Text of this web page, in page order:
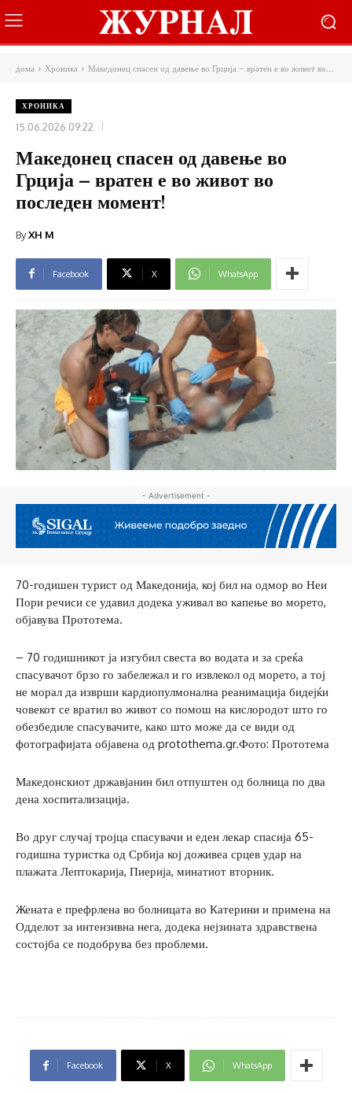
дома Хроника Македонец спасен од давење во Грција – вратен е во живот во...
ХРОНИКА
15.06.2026 09:22
Македонец спасен од давење во
Грција – вратен е во живот во
последен момент!
ByXH M
Facebook X WhatsApp
- Advertisement -
70-годишен турист од Македонија, кој бил на одмор во Неи
Пори речиси се удавил додека уживал во капење во морето,
објавува Прототема.
– 70 годишникот ја изгубил свеста во водата и за среќа
спасувачот брзо го забележал и го извлекол од морето, а тој
не морал да изврши кардиопулмонална реанимација бидејќи
човекот се вратил во живот со помош на кислородот што го
обезбедиле спасувачите, како што може да се види од
фотографијата објавена од protothema.gr.Фото: Прототема
Македонскиот државјанин бил отпуштен од болница по два
дена хоспитализација.
Во друг случај тројца спасувачи и еден лекар спасија 65-
годишна туристка од Србија кој доживеа срцев удар на
плажата Лептокарија, Пиерија, минатиот вторник.
Жената е префрлена во болницата во Катерини и примена на
Одделот за интензивна нега, додека нејзината здравствена
состојба се подобрува без проблеми.
Facebook X WhatsApp